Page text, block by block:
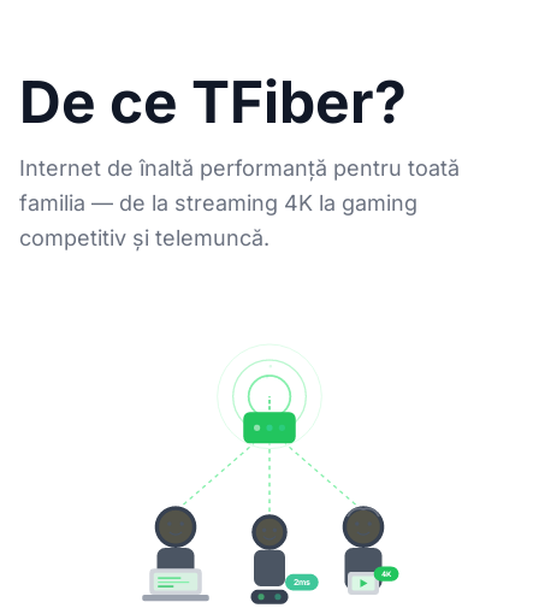
De ce TFiber?
Internet de înaltă performanță pentru toată
familia — de la streaming 4K la gaming
competitiv și telemuncă.
2ms
4K